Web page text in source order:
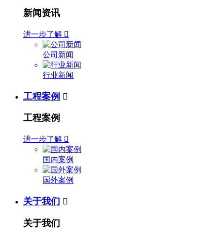
新闻资讯
进一步了解 
公司新闻
行业新闻
工程案例 
工程案例
进一步了解 
国内案例
国外案例
关于我们 
关于我们